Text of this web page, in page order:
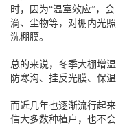
时，因为“温室效应”，
滴、尘物等，对棚内光
洗棚膜。
总的来说，冬季大棚增
防寒沟、挂反光膜、保
而近几年也逐渐流行起
信大多数种植户，也不